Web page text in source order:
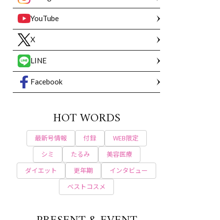
YouTube
X
LINE
Facebook
HOT WORDS
最新号情報 付録
WEB限定
シミ
たるみ
美容医療
ダイエット
更年期
インタビュー
ベストコスメ